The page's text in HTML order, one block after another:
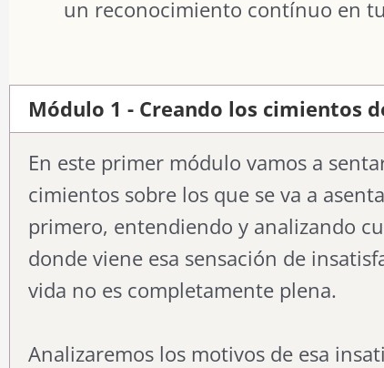
un reconocimiento contínuo en
Módulo 1 - Creando los cimientos
En este primer módulo vamos a
cimientos sobre los que se va a
primero, entendiendo y analizando
donde viene esa sensación de
vida no es completamente plena.
Analizaremos los motivos de esa